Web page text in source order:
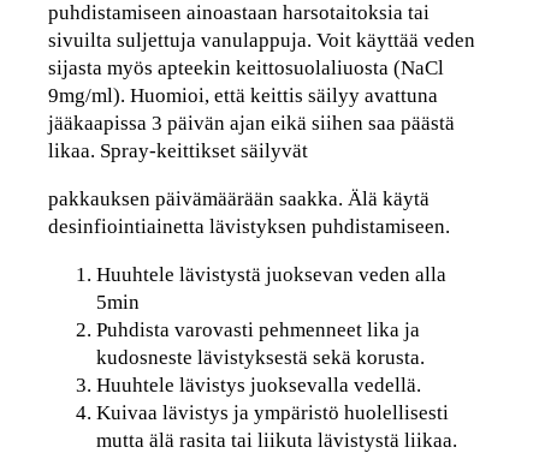
puhdistamiseen ainoastaan harsotaitoksia tai
sivuilta suljettuja vanulappuja. Voit käyttää veden
sijasta myös apteekin keittosuolaliuosta (NaCl
9mg/ml). Huomioi, että keittis säilyy avattuna
jääkaapissa 3 päivän ajan eikä siihen saa päästä
likaa. Spray-keittikset säilyvät
pakkauksen päivämäärään saakka. Älä käytä
desinfiointiainetta lävistyksen puhdistamiseen.
Huuhtele lävistystä juoksevan veden alla
5min
Puhdista varovasti pehmenneet lika ja
kudosneste lävistyksestä sekä korusta.
Huuhtele lävistys juoksevalla vedellä.
Kuivaa lävistys ja ympäristö huolellisesti
mutta älä rasita tai liikuta lävistystä liikaa.